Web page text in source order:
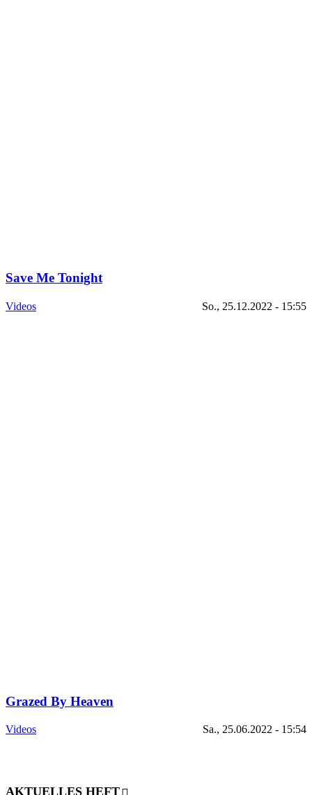
Save Me Tonight
Videos So., 25.12.2022 - 15:55
Grazed By Heaven
Videos Sa., 25.06.2022 - 15:54
AKTUELLES HEFT